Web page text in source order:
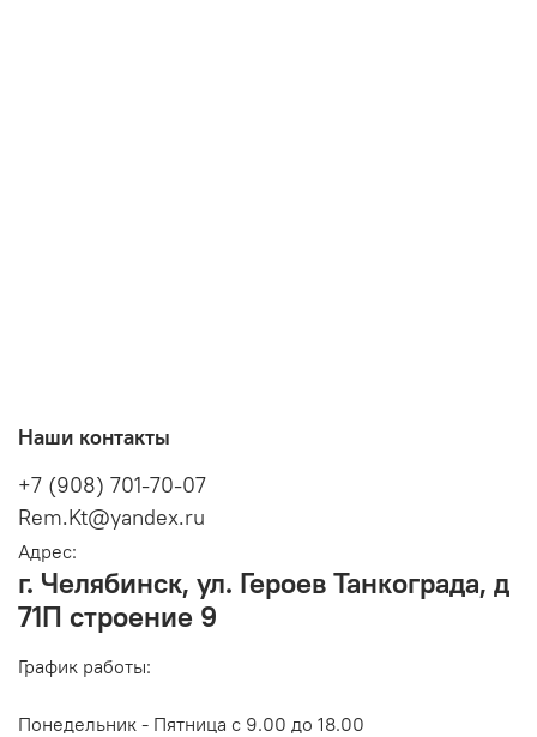
Наши контакты
+7 (908) 701-70-07
Rem.Kt@yandex.ru
Адрес:
г. Челябинск, ул. Героев Танкограда, д
71П строение 9
График работы:
Понедельник - Пятница с 9.00 до 18.00